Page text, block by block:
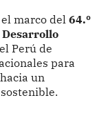
marco del 64.º
Desarrollo
Perú de
para
un